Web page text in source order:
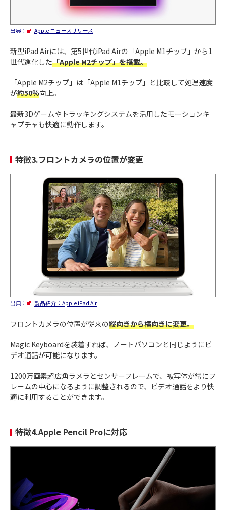
出典： Apple ニュースリリース
新型iPad Airには、第5世代iPad Airの「Apple M1チップ」から1
世代進化した「Apple M2チップ」を搭載。
「Apple M2チップ」は「Apple M1チップ」と比較して処理速度
が約50％向上。
最新3Dゲームやトラッキングシステムを活用したモーションキ
ャプチャも快適に動作します。
特徴3.フロントカメラの位置が変更
出典： 製品紹介：Apple iPad Air
フロントカメラの位置が従来の縦向きから横向きに変更。
Magic Keyboardを装着すれば、ノートパソコンと同じようにビ
デオ通話が可能になります。
1200万画素超広角ラメラとセンサーフレームで、被写体が常にフ
レームの中心になるように調整されるので、ビデオ通話をより快
適に利用することができます。
特徴4.Apple Pencil Proに対応